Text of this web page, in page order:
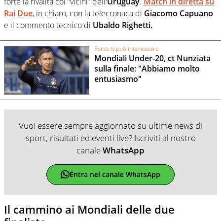
Rai Due, in chiaro, con la telecronaca di Giacomo Capuano
e il commento tecnico di Ubaldo Righetti.
Forse ti può interessare
Mondiali Under-20, ct Nunziata
sulla finale: "Abbiamo molto
entusiasmo"
Vuoi essere sempre aggiornato su ultime news di
sport, risultati ed eventi live? Iscriviti al nostro
canaleWhatsApp
Entra nel canale WhatsApp
Il cammino ai Mondiali delle due